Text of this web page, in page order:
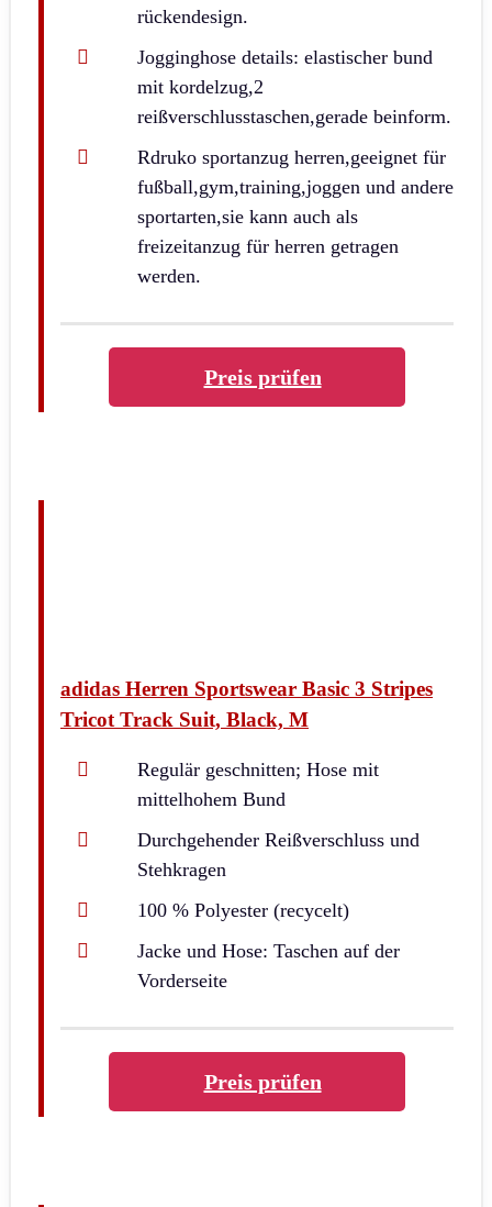
rückendesign.
Jogginghose details: elastischer bund
mit kordelzug,2
reißverschlusstaschen,gerade beinform.
Rdruko sportanzug herren,geeignet für
fußball,gym,training,joggen und andere
sportarten,sie kann auch als
freizeitanzug für herren getragen
werden.
Preis prüfen
adidas Herren Sportswear Basic 3 Stripes
Tricot Track Suit, Black, M
Regulär geschnitten; Hose mit
mittelhohem Bund
Durchgehender Reißverschluss und
Stehkragen
100 % Polyester (recycelt)
Jacke und Hose: Taschen auf der
Vorderseite
Preis prüfen